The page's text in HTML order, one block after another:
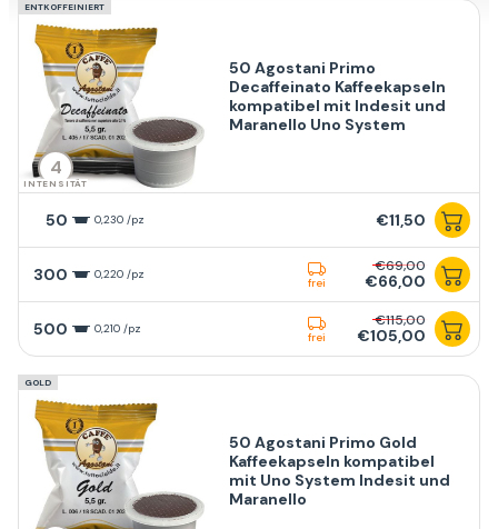
ENTKOFFEINIERT
4
INTENSITÄT
50 Agostani Primo
Decaffeinato Kaffeekapseln
kompatibel mit Indesit und
Maranello Uno System
50 0,230 /pz €11,50
300 0,220 /pz
frei
€69,00
€66,00
500 0,210 /pz
frei
€115,00
€105,00
GOLD
50 Agostani Primo Gold
Kaffeekapseln kompatibel
mit Uno System Indesit und
Maranello